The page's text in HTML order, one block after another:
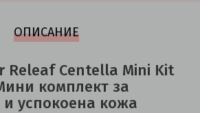
ОПИСАНИЕ
Releaf Centella Mini Kit
комплект за
успокоена кожа